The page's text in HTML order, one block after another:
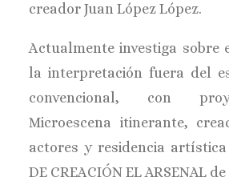
creador Juan López López.
Actualmente investiga sobre
la interpretación fuera del
convencional, con
Microescena itinerante,
actores y residencia artística
DE CREACIÓN EL ARSENAL